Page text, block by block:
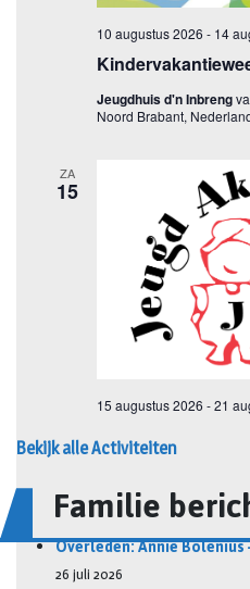
Bekijk alle Activiteiten
Familie
Overleden: Annie Bolenius
26 juli 2026